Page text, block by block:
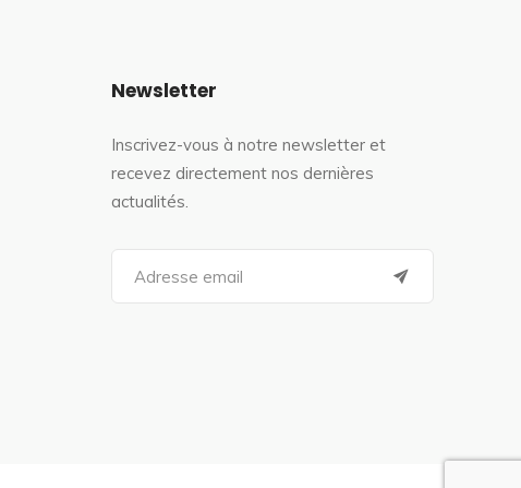
Newsletter
Inscrivez-vous à notre newsletter et
recevez directement nos dernières
actualités.
a